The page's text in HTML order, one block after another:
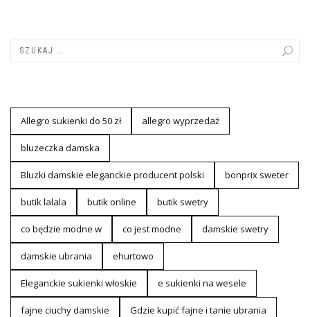
Allegro sukienki do 50 zł allegro wyprzedaż
bluzeczka damska
Bluzki damskie eleganckie producent polski bonprix sweter
butik lalala butik online butik swetry
co będzie modne w co jest modne damskie swetry
damskie ubrania ehurtowo
Eleganckie sukienki włoskie e sukienki na wesele
fajne ciuchy damskie Gdzie kupić fajne i tanie ubrania